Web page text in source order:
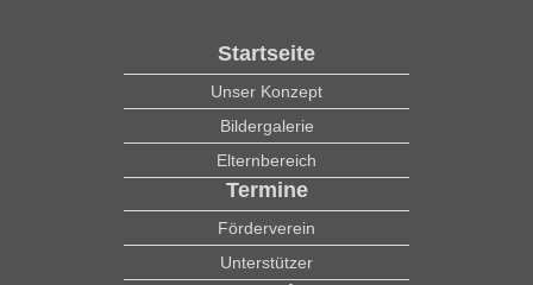
Startseite
Unser Konzept
Bildergalerie
Elternbereich
Termine
Förderverein
Unterstützer